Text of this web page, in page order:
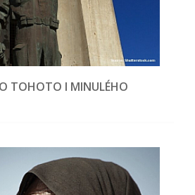
TOHOTO I MINULÉHO